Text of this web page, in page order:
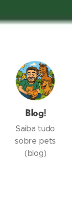
Blog!
Saiba tudo
sobre pets
(blog)